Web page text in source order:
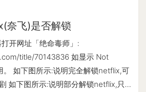
= 3389 remote_port =
置为可访问的公网IP server_port 和
一致 local_port 为Windows远
3389 remote_port 为远程桌面共享时
在服务器需要放行此端口） 保存并打
\ --reloadcmd "service nginx
{ listen 80; server_name
定向到 https rewrite ^(.*)$
} server { listen 443;
root
奈飞)是否解锁
开网址「绝命毒师」:
title/70143836 如显示 Not
。 如下图所示:说明完全解锁netflix,可
如下图所示:说明部分解锁netflix,只能